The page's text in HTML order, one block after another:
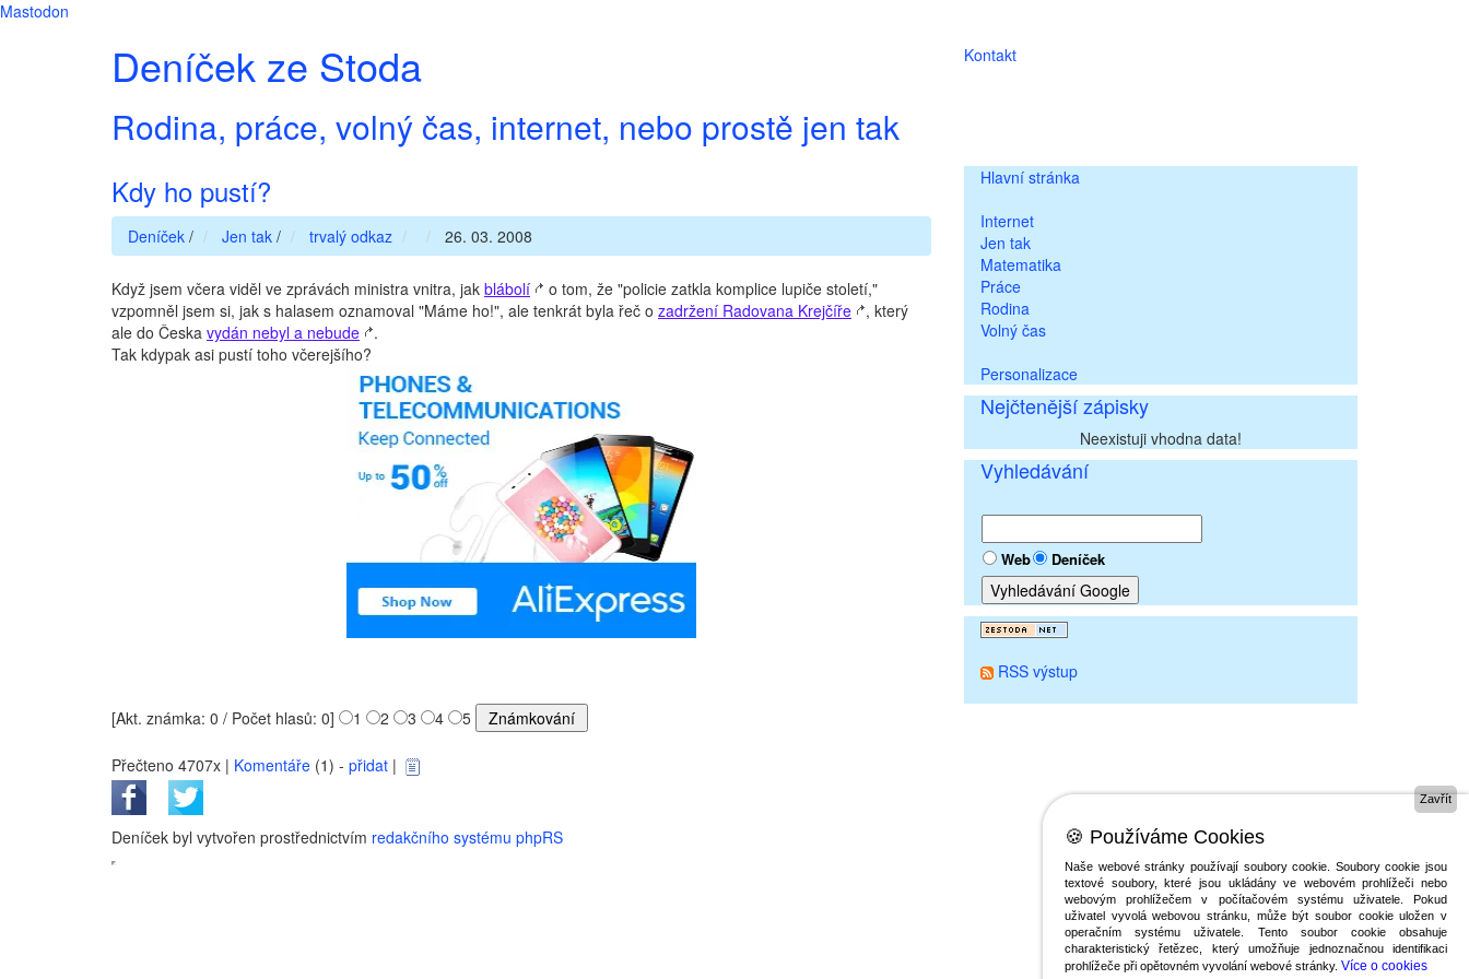
Mastodon
Deníček ze Stoda
Rodina, práce, volný čas, internet, nebo prostě jen tak
Kontakt
Kdy ho pustí?
Deníček / Jen tak / trvalý odkaz 26. 03. 2008
Když jsem včera viděl ve zprávách ministra vnitra, jak blábolí
o tom, že "policie zatkla komplice lupiče století,"
vzpomněl jsem si, jak s halasem oznamoval "Máme ho!", ale tenkrát byla řeč o zadržení Radovana Krejčíře
, který
ale do Česka vydán nebyl a nebude
.
Tak kdypak asi pustí toho včerejšího?
[Akt. známka: 0 / Počet hlasů: 0] 1 2 3 4 5
Přečteno 4707x | Komentáře (1) - přidat |
Hlavní stránka
Internet
Jen tak
Matematika
Práce
Rodina
Volný čas
Personalizace
Nejčtenější zápisky
Neexistuji vhodna data!
Vyhledávání
Web Deníček
RSS výstup
Deníček byl vytvořen prostřednictvím redakčního systému phpRS
Zavřít
🍪 Používáme Cookies
Naše webové stránky používají soubory cookie. Soubory cookie jsou
textové soubory, které jsou ukládány ve webovém prohlížeči nebo
webovým prohlížečem v počítačovém systému uživatele. Pokud
uživatel vyvolá webovou stránku, může být soubor cookie uložen v
operačním systému uživatele. Tento soubor cookie obsahuje
charakteristický řetězec, který umožňuje jednoznačnou identifikaci
prohlížeče při opětovném vyvolání webové stránky. Více o cookies